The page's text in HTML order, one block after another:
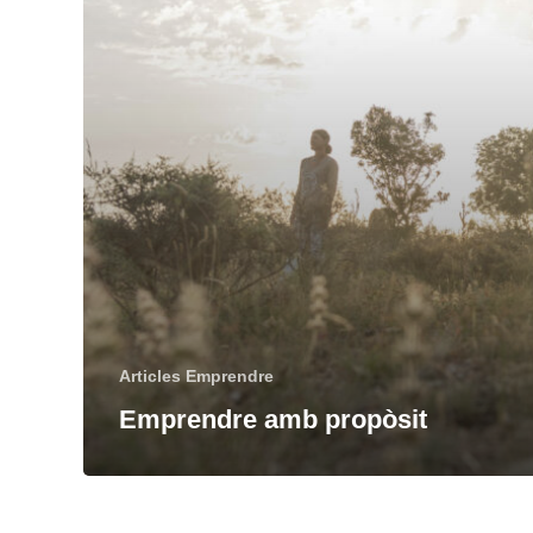
Articles Emprendre
Emprendre amb propòsit